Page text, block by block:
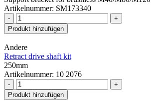
Artikelnummer: SM173340
-
+
Produkt hinzufügen
Andere
Retract drive shaft kit
250mm
Artikelnummer: 10 2076
-
+
Produkt hinzufügen